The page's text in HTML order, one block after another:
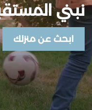
نبني
ابحث عن منزلك